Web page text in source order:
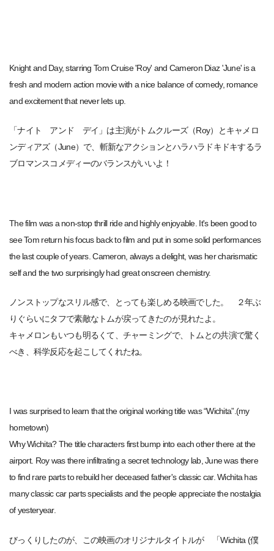
Knight and Day, starring Tom Cruise 'Roy' and Cameron Diaz 'June' is a
fresh and modern action movie with a nice balance of comedy, romance
and excitement that never lets up.
「ナイト アンド デイ」は主演がトムクルーズ（Roy）とキャメロ
ンディアズ（June）で、斬新なアクションとハラハラドキドキするラ
ブロマンスコメディーのバランスがいいよ！
The film was a non-stop thrill ride and highly enjoyable. It's been good to
see Tom return his focus back to film and put in some solid performances
the last couple of years. Cameron, always a delight, was her charismatic
self and the two surprisingly had great onscreen chemistry.
ノンストップなスリル感で、とっても楽しめる映画でした。 ２年ぶ
りぐらいにタフで素敵なトムが戻ってきたのが見れたよ。
キャメロンもいつも明るくて、チャーミングで、トムとの共演で驚く
べき、科学反応を起こしてくれたね。
I was surprised to learn that the original working title was “Wichita”.(my
hometown)
Why Wichita? The title characters first bump into each other there at the
airport. Roy was there infiltrating a secret technology lab, June was there
to find rare parts to rebuild her deceased father's classic car. Wichita has
many classic car parts specialists and the people appreciate the nostalgia
of yesteryear.
びっくりしたのが、この映画のオリジナルタイトルが 「Wichita (僕